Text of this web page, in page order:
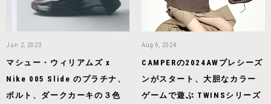
Jun 2, 2023
マシュー・ウィリアムズ x
Nike 005 Slide のプラチナ、
ボルト、ダークカーキの３色
Aug 6, 2024
CAMPERの2024AWプレシーズ
ンがスタート、大胆なカラー
ゲームで遊ぶ TWINSシリーズ